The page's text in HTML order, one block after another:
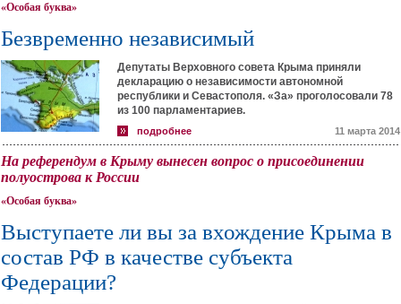
«Особая буква»
Безвременно независимый
Депутаты Верховного совета Крыма приняли
декларацию о независимости автономной
республики и Севастополя. «За» проголосовали 78
из 100 парламентариев.
подробнее 11 марта 2014
На референдум в Крыму вынесен вопрос о присоединении
полуострова к России
«Особая буква»
Выступаете ли вы за вхождение Крыма в
состав РФ в качестве субъекта
Федерации?